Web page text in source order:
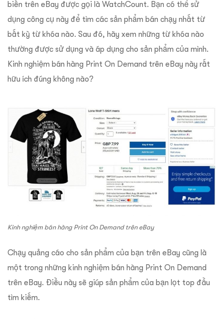
biến trên eBay được gọi là WatchCount. Bạn có thể sử
dụng công cụ này để tìm các sản phẩm bán chạy nhất từ
bất kỳ từ khóa nào. Sau đó, hãy xem những từ khóa nào
thường được sử dụng và áp dụng cho sản phẩm của mình.
Kinh nghiệm bán hàng Print On Demand trên eBay này rất
hữu ích đúng không nào?
Kinh nghiệm bán hàng Print On Demand trên eBay
Chạy quảng cáo cho sản phẩm của bạn trên eBay cũng là
một trong những kinh nghiệm bán hàng Print On Demand
trên eBay. Điều này sẽ giúp sản phẩm của bạn lọt top đầu
tìm kiếm.